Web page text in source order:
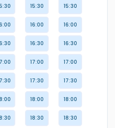
15:30
16:00
16:30
17:00
17:30
18:00
18:30
15:30
16:00
16:30
17:00
17:30
18:00
18:30